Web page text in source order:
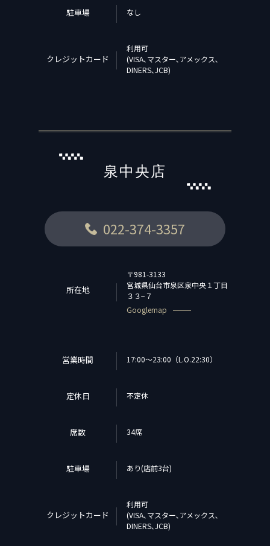
駐車場 なし
クレジットカード
利用可
(VISA､マスター､アメックス､
DINERS､JCB)
泉中央店
022-374-3357
所在地
〒981-3133
宮城県仙台市泉区泉中央１丁目
３３−７
Googlemap
営業時間 17:00～23:00（L.O.22:30）
定休日 不定休
席数 34席
駐車場 あり(店前3台)
クレジットカード
利用可
(VISA､マスター､アメックス､
DINERS､JCB)